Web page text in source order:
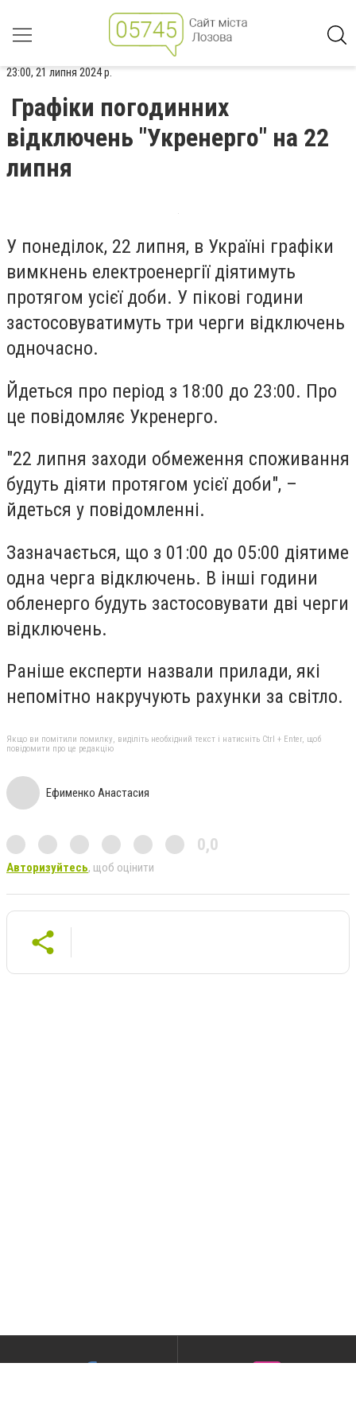
23:00, 21 липня 2024 р.
Графіки погодинних
відключень "Укренерго" на 22
липня
У понеділок, 22 липня, в Україні графіки
вимкнень електроенергії діятимуть
протягом усієї доби. У пікові години
застосовуватимуть три черги відключень
одночасно.
Йдеться про період з 18:00 до 23:00. Про
це повідомляє Укренерго.
"22 липня заходи обмеження споживання
будуть діяти протягом усієї доби", –
йдеться у повідомленні.
Зазначається, що з 01:00 до 05:00 діятиме
одна черга відключень. В інші години
обленерго будуть застосовувати дві черги
відключень.
Раніше експерти назвали прилади, які
непомітно накручують рахунки за світло.
Якщо ви помітили помилку, виділіть необхідний текст і натисніть Ctrl + Enter, щоб
повідомити про це редакцію
Ефименко Анастасия
0,0
Авторизуйтесь, щоб оцінити